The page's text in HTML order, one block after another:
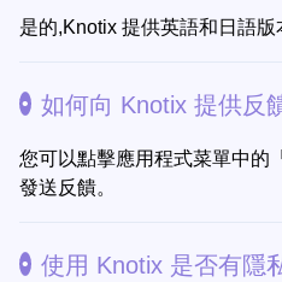
是的,Knotix 提供英語和日語版
如何向 Knotix 提供反
您可以點擊應用程式菜單中的
發送反饋。
使用 Knotix 是否有隱